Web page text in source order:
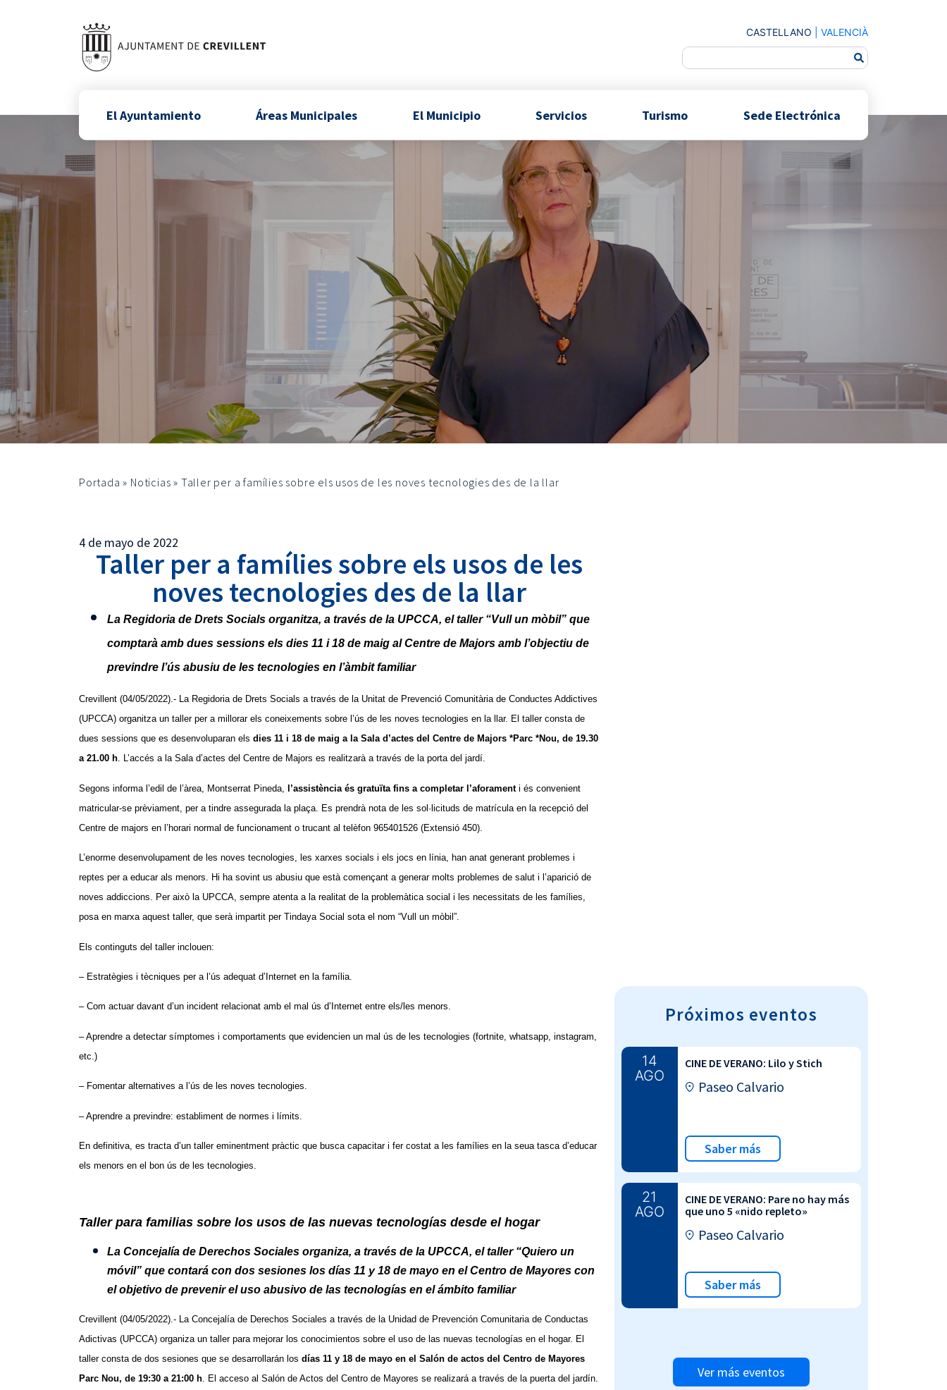
CASTELLANO VALENCIÀ
El Ayuntamiento Áreas Municipales El Municipio Servicios Turismo Sede Electrónica
Portada » Noticias » Taller per a famílies sobre els usos de les noves tecnologies des de la llar
4 de mayo de 2022
Taller per a famílies sobre els usos de les
noves tecnologies des de la llar
La Regidoria de Drets Socials organitza, a través de la UPCCA, el taller “Vull un mòbil” que
comptarà amb dues sessions els dies 11 i 18 de maig al Centre de Majors amb l’objectiu de
previndre l’ús abusiu de les tecnologies en l’àmbit familiar
Crevillent (04/05/2022).- La Regidoria de Drets Socials a través de la Unitat de Prevenció Comunitària de Conductes Addictives
(UPCCA) organitza un taller per a millorar els coneixements sobre l’ús de les noves tecnologies en la llar. El taller consta de
dues sessions que es desenvoluparan els dies 11 i 18 de maig a la Sala d’actes del Centre de Majors *Parc *Nou, de 19.30
a 21.00 h. L’accés a la Sala d’actes del Centre de Majors es realitzarà a través de la porta del jardí.
Segons informa l’edil de l’àrea, Montserrat Pineda, l’assistència és gratuïta fins a completar l’aforamenti és convenient
matricular-se prèviament, per a tindre assegurada la plaça. Es prendrà nota de les sol·licituds de matrícula en la recepció del
Centre de majors en l’horari normal de funcionament o trucant al telèfon 965401526 (Extensió 450).
L’enorme desenvolupament de les noves tecnologies, les xarxes socials i els jocs en línia, han anat generant problemes i
reptes per a educar als menors. Hi ha sovint us abusiu que està començant a generar molts problemes de salut i l’aparició de
noves addiccions. Per això la UPCCA, sempre atenta a la realitat de la problemàtica social i les necessitats de les famílies,
posa en marxa aquest taller, que serà impartit per Tindaya Social sota el nom “Vull un mòbil”.
Els continguts del taller inclouen:
– Estratègies i tècniques per a l’ús adequat d’Internet en la família.
– Com actuar davant d’un incident relacionat amb el mal ús d’Internet entre els/les menors.
– Aprendre a detectar símptomes i comportaments que evidencien un mal ús de les tecnologies (fortnite, whatsapp, instagram,
etc.)
– Fomentar alternatives a l’ús de les noves tecnologies.
– Aprendre a previndre: establiment de normes i límits.
En definitiva, es tracta d’un taller eminentment pràctic que busca capacitar i fer costat a les famílies en la seua tasca d’educar
els menors en el bon ús de les tecnologies.
Taller para familias sobre los usos de las nuevas tecnologías desde el hogar
La Concejalía de Derechos Sociales organiza, a través de la UPCCA, el taller “Quiero un
móvil” que contará con dos sesiones los días 11 y 18 de mayo en el Centro de Mayores con
el objetivo de prevenir el uso abusivo de las tecnologías en el ámbito familiar
Crevillent (04/05/2022).- La Concejalía de Derechos Sociales a través de la Unidad de Prevención Comunitaria de Conductas
Adictivas (UPCCA) organiza un taller para mejorar los conocimientos sobre el uso de las nuevas tecnologías en el hogar. El
taller consta de dos sesiones que se desarrollarán los días 11 y 18 de mayo en el Salón de actos del Centro de Mayores
Parc Nou, de 19:30 a 21:00 h. El acceso al Salón de Actos del Centro de Mayores se realizará a través de la puerta del jardín.
Próximos eventos
14
AGO
CINE DE VERANO: Lilo y Stich
Paseo Calvario
Saber más
21
AGO
CINE DE VERANO: Pare no hay más
que uno 5 «nido repleto»
Paseo Calvario
Saber más
Ver más eventos